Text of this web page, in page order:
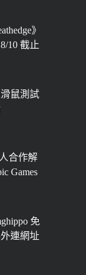
》
10 截止
鼠測試
合作解
Games
免
連網址